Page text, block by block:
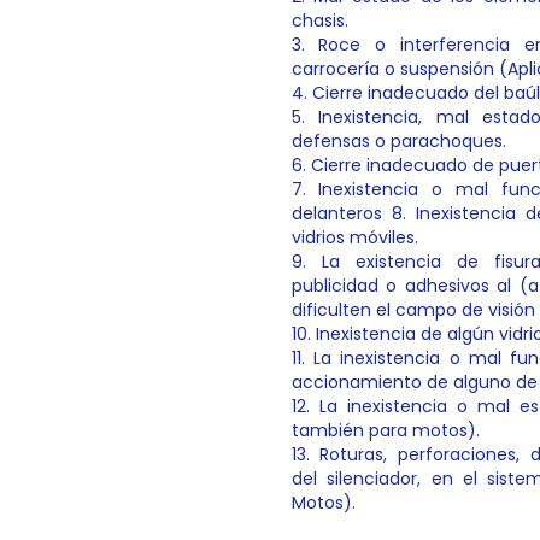
chasis.
3. Roce o interferencia
carrocería o suspensión
4. Cierre inadecuado del
5. Inexistencia, mal
defensas o parachoques.
6. Cierre inadecuado de
7. Inexistencia o mal
delanteros 8. Inexistencia
vidrios móviles.
9. La existencia de
publicidad o adhesivos al
dificulten el campo de
10. Inexistencia de algún
11. La inexistencia o mal
accionamiento de alguno de
12. La inexistencia o mal
también para motos).
13. Roturas, perforaciones,
del silenciador, en el
Motos).